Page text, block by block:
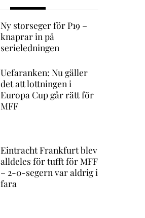
Ny storseger för P19 –
knaprar in på
serieledningen
Uefaranken: Nu gäller
det att lottningen i
Europa Cup går rätt för
MFF
Eintracht Frankfurt blev
alldeles för tufft för MFF
– 2-0-segern var aldrig i
fara